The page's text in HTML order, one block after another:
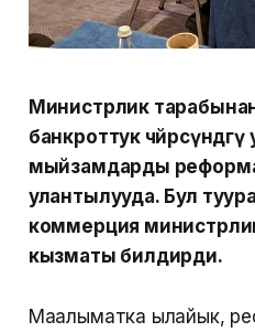
Министрлик
банкроттук
мыйзамдарды
улантылууда. Бул
коммерция
кызматы билдирди.
Маалыматка ылайык,